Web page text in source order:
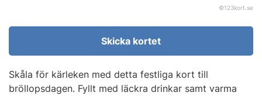
©123kort.se
Skicka kortet
Skåla för kärleken med detta festliga kort till
bröllopsdagen. Fyllt med läckra drinkar samt varma